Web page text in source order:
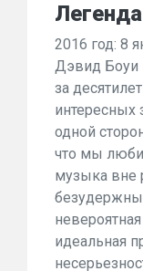
Легенда
2016 год: 8
Дэвид Боуи
за
интересных
одной
что мы
музыка вне
идеальная